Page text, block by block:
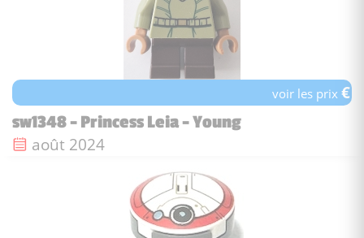
voir les prix€
sw1348 - Princess Leia - Young
Date de sortie :
août 2024